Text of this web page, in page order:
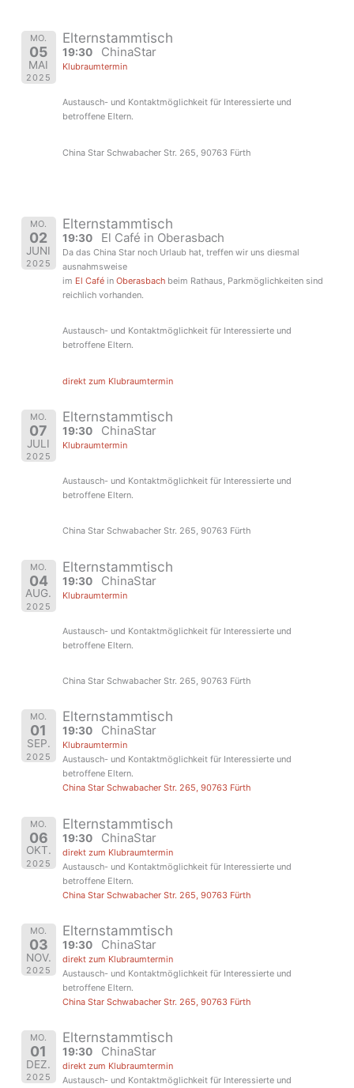
MO.
05
MAI
2025
Elternstammtisch
19:30 ChinaStar
Klubraumtermin
Austausch- und Kontaktmöglichkeit für Interessierte und
betroffene Eltern.
China Star Schwabacher Str. 265, 90763 Fürth
MO.
02
JUNI
2025
Elternstammtisch
19:30 El Café in Oberasbach
Da das China Star noch Urlaub hat, treffen wir uns diesmal
ausnahmsweise
im El Caféin Oberasbachbeim Rathaus, Parkmöglichkeiten sind
reichlich vorhanden.
Austausch- und Kontaktmöglichkeit für Interessierte und
betroffene Eltern.
direkt zum Klubraumtermin
MO.
07
JULI
2025
Elternstammtisch
19:30 ChinaStar
Klubraumtermin
Austausch- und Kontaktmöglichkeit für Interessierte und
betroffene Eltern.
China Star Schwabacher Str. 265, 90763 Fürth
MO.
04
AUG.
2025
Elternstammtisch
19:30 ChinaStar
Klubraumtermin
Austausch- und Kontaktmöglichkeit für Interessierte und
betroffene Eltern.
China Star Schwabacher Str. 265, 90763 Fürth
MO.
01
SEP.
2025
Elternstammtisch
19:30 ChinaStar
Klubraumtermin
Austausch- und Kontaktmöglichkeit für Interessierte und
betroffene Eltern.
China Star Schwabacher Str. 265, 90763 Fürth
MO.
06
OKT.
2025
Elternstammtisch
19:30 ChinaStar
direkt zum Klubraumtermin
Austausch- und Kontaktmöglichkeit für Interessierte und
betroffene Eltern.
China Star Schwabacher Str. 265, 90763 Fürth
MO.
03
NOV.
2025
Elternstammtisch
19:30 ChinaStar
direkt zum Klubraumtermin
Austausch- und Kontaktmöglichkeit für Interessierte und
betroffene Eltern.
China Star Schwabacher Str. 265, 90763 Fürth
MO.
01
DEZ.
2025
Elternstammtisch
19:30 ChinaStar
direkt zum Klubraumtermin
Austausch- und Kontaktmöglichkeit für Interessierte und